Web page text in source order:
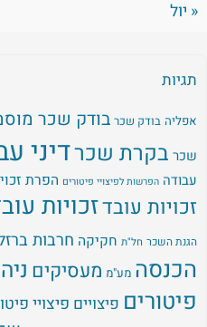
« יול
תגיות
אפליה בודק שכר בודק שכר
שכרבקרת שכרדיני
עבודה הפרשות לפיצויי פיטורים הפרת
זכויות עובדזכויות
הגנת השכר חל"ת חקיקהחרבות ברזל
הכנסה מע"מ מעסיקים
פיטוריםפיצוייםפיצויי